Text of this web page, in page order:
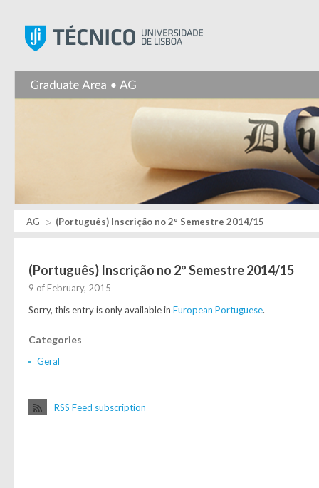
AG (Português) Inscrição no 2º Semestre 2014/15
(Português) Inscrição no 2º Semestre 2014/15
9 of February, 2015
Sorry, this entry is only available in European Portuguese.
Categories
Geral
RSS Feed subscription